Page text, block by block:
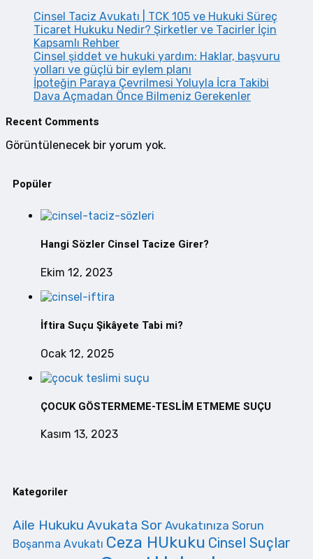
Cinsel Taciz Avukatı | TCK 105 ve Hukuki Süreç
Ticaret Hukuku Nedir? Şirketler ve Tacirler İçin
Kapsamlı Rehber
Cinsel şiddet ve hukuki yardım: Haklar, başvuru
yolları ve güçlü bir eylem planı
İpoteğin Paraya Çevrilmesi Yoluyla İcra Takibi
Dava Açmadan Önce Bilmeniz Gerekenler
Recent Comments
Görüntülenecek bir yorum yok.
Popüler
Hangi Sözler Cinsel Tacize Girer?
Ekim 12, 2023
İftira Suçu Şikâyete Tabi mi?
Ocak 12, 2025
ÇOCUK GÖSTERMEME-TESLİM ETMEME SUÇU
Kasım 13, 2023
Kategoriler
Aile Hukuku Avukata Sor Avukatınıza Sorun
Boşanma Avukatı Ceza HUkuku Cinsel Suçlar